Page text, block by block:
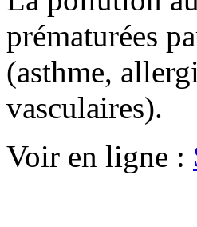
prématurées
(asthme,
vasculaires).
Voir en ligne :